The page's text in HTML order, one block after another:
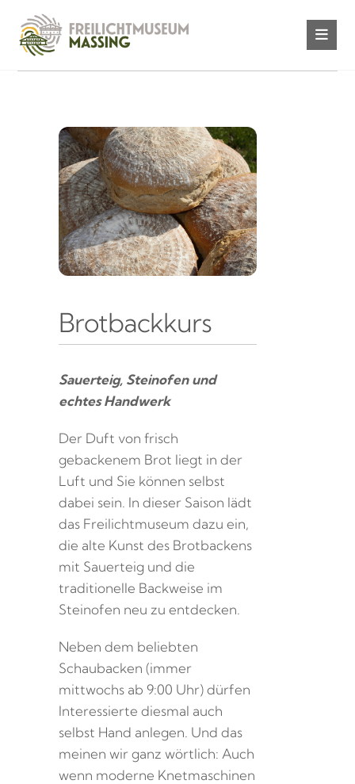
Brotbackkurs
Sauerteig, Steinofen und
echtes Handwerk
Der Duft von frisch
gebackenem Brot liegt in der
Luft und Sie können selbst
dabei sein. In dieser Saison lädt
das Freilichtmuseum dazu ein,
die alte Kunst des Brotbackens
mit Sauerteig und die
traditionelle Backweise im
Steinofen neu zu entdecken.
Neben dem beliebten
Schaubacken (immer
mittwochs ab 9:00 Uhr) dürfen
Interessierte diesmal auch
selbst Hand anlegen. Und das
meinen wir ganz wörtlich: Auch
wenn moderne Knetmaschinen